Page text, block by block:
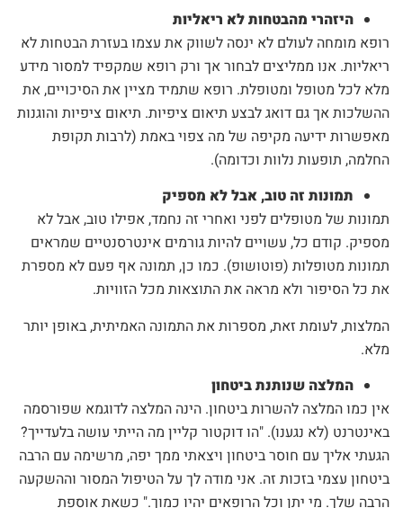
היזהרי מהבטחות לא ריאליות
רופא מומחה לעולם לא ינסה לשווק את עצמו בעזרת הבטחות לא
ריאליות. אנו ממליצים לבחור אך ורק רופא שמקפיד למסור מידע
מלא לכל מטופל ומטופלת. רופא שתמיד מציין את הסיכויים, את
ההשלכות אך גם דואג לבצע תיאום ציפיות. תיאום ציפיות והוגנות
מאפשרות ידיעה מקיפה של מה צפוי באמת (לרבות תקופת
החלמה, תופעות נלוות וכדומה).
תמונות זה טוב, אבל לא מספיק
תמונות של מטופלים לפני ואחרי זה נחמד, אפילו טוב, אבל לא
מספיק. קודם כל, עשויים להיות גורמים אינטרסנטיים שמראים
תמונות מטופלות (פוטושופ). כמו כן, תמונה אף פעם לא מספרת
את כל הסיפור ולא מראה את התוצאות מכל הזוויות.
המלצות, לעומת זאת, מספרות את התמונה האמיתית, באופן יותר
מלא.
המלצה שנותנת ביטחון
אין כמו המלצה להשרות ביטחון. הינה המלצה לדוגמא שפורסמה
באינטרנט (לא נגענו). "הו דוקטור קליין מה הייתי עושה בלעדייך?
הגעתי אליך עם חוסר ביטחון ויצאתי ממך יפה, מרשימה עם הרבה
ביטחון עצמי בזכות זה. אני מודה לך על הטיפול המסור וההשקעה
הרבה שלך. מי יתן וכל הרופאים יהיו כמוך." כשאת אוספת